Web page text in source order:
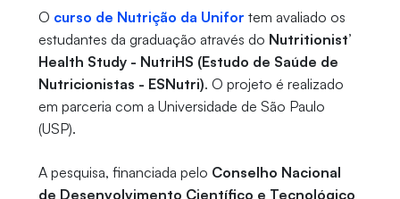
O curso de Nutrição da Unifor tem avaliado os
estudantes da graduação através do Nutritionist’
Health Study - NutriHS (Estudo de Saúde de
Nutricionistas - ESNutri). O projeto é realizado
em parceria com a Universidade de São Paulo
(USP).
A pesquisa, financiada pelo Conselho Nacional
de Desenvolvimento Científico e Tecnológico